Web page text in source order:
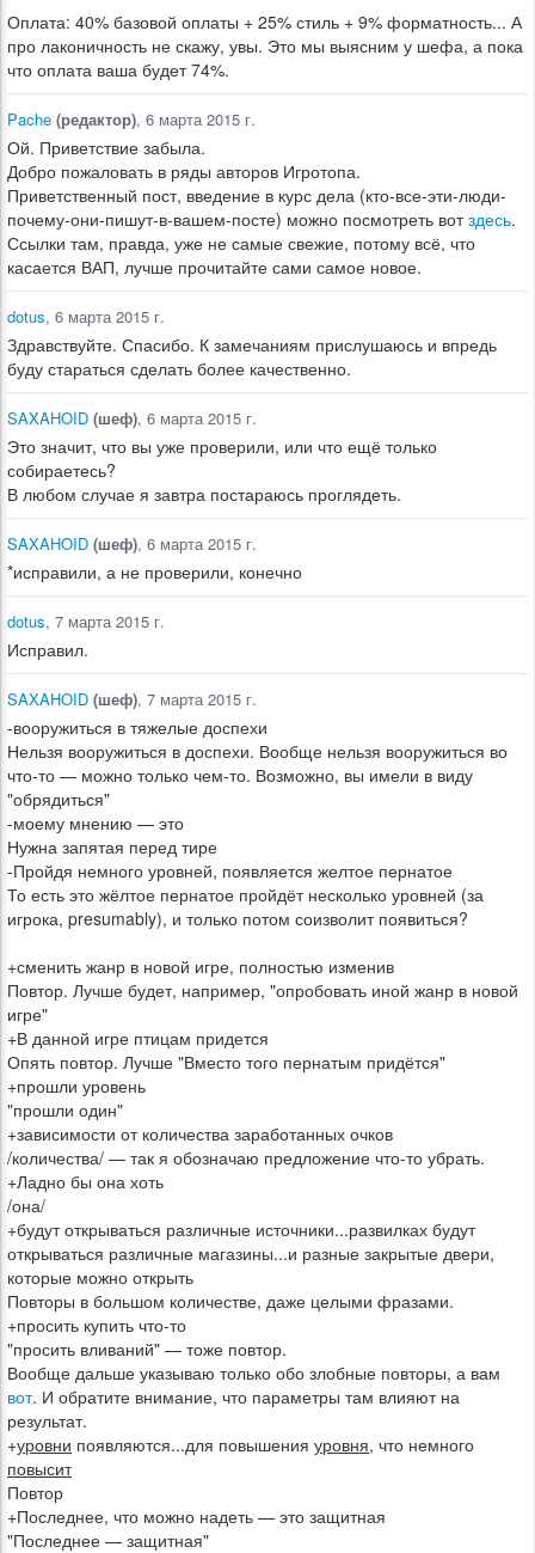
Оплата: 40% базовой оплаты + 25% стиль + 9% форматность... А
про лаконичность не скажу, увы. Это мы выясним у шефа, а пока
что оплата ваша будет 74%.
Pache (редактор), 6 марта 2015 г.
Ой. Приветствие забыла.
Добро пожаловать в ряды авторов Игротопа.
Приветственный пост, введение в курс дела (кто-все-эти-люди-
почему-они-пишут-в-вашем-посте) можно посмотреть вотздесь.
Ссылки там, правда, уже не самые свежие, потому всё, что
касается ВАП, лучше прочитайте сами самое новое.
dotus, 6 марта 2015 г.
Здравствуйте. Спасибо. К замечаниям прислушаюсь и впредь
буду стараться сделать более качественно.
SAXAHOID (шеф), 6 марта 2015 г.
Это значит, что вы уже проверили, или что ещё только
собираетесь?
В любом случае я завтра постараюсь проглядеть.
SAXAHOID (шеф), 6 марта 2015 г.
*исправили, а не проверили, конечно
dotus, 7 марта 2015 г.
Исправил.
SAXAHOID (шеф), 7 марта 2015 г.
-вооружиться в тяжелые доспехи
Нельзя вооружиться в доспехи. Вообще нельзя вооружиться во
что-то — можно только чем-то. Возможно, вы имели в виду
"обрядиться"
-моему мнению — это
Нужна запятая перед тире
-Пройдя немного уровней, появляется желтое пернатое
То есть это жёлтое пернатое пройдёт несколько уровней (за
игрока, presumably), и только потом соизволит появиться?
+сменить жанр в новой игре, полностью изменив
Повтор. Лучше будет, например, "опробовать иной жанр в новой
игре"
+В данной игре птицам придется
Опять повтор. Лучше "Вместо того пернатым придётся"
+прошли уровень
"прошли один"
+зависимости от количества заработанных очков
/количества/ — так я обозначаю предложение что-то убрать.
+Ладно бы она хоть
/она/
+будут открываться различные источники...развилках будут
открываться различные магазины...и разные закрытые двери,
которые можно открыть
Повторы в большом количестве, даже целыми фразами.
+просить купить что-то
"просить вливаний" — тоже повтор.
Вообще дальше указываю только обо злобные повторы, а вам
вот. И обратите внимание, что параметры там влияют на
результат.
+уровни появляются...для повышения уровня, что немного
повысит
Повтор
+Последнее, что можно надеть — это защитная
"Последнее — защитная"